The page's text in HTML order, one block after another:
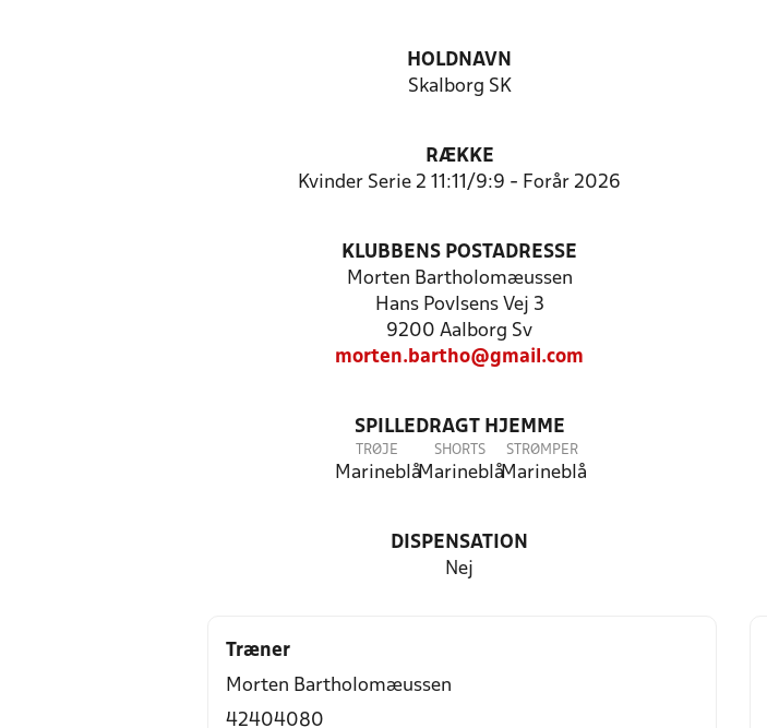
HOLDNAVN
Skalborg SK
RÆKKE
Kvinder Serie 2 11:11/9:9 - Forår 2026
KLUBBENS POSTADRESSE
Morten Bartholomæussen
Hans Povlsens Vej 3
9200 Aalborg Sv
morten.bartho@gmail.com
SPILLEDRAGT HJEMME
TRØJE
Marineblå
SHORTS
Marineblå
STRØMPER
Marineblå
DISPENSATION
Nej
Træner
Morten Bartholomæussen
42404080